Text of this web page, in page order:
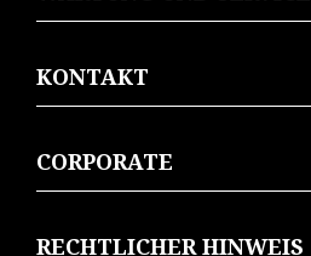
KONTAKT
CORPORATE
RECHTLICHER HINWEIS